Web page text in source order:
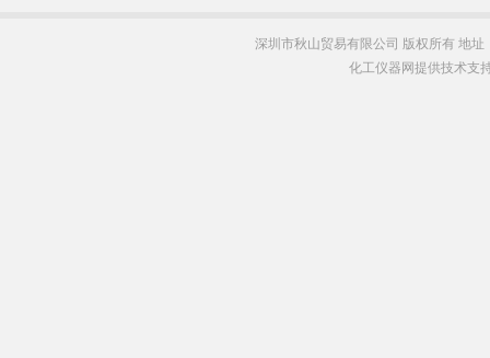
深圳市秋山贸易有限公司 版权所有 地
化工仪器网提供技术支